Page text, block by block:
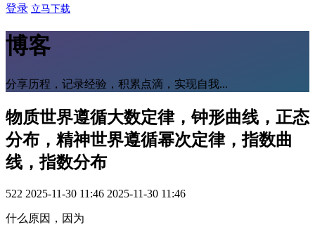
登录 立马下载
博客
分享历程，记录经验，积累点滴，实现自我...
物质世界遵循大数定律，钟形曲线，正态
分布，精神世界遵循幂次定律，指数曲
线，指数分布
522 2025-11-30 11:46 2025-11-30 11:46
什么原因，因为